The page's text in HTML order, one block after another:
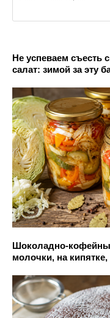
Не успеваем
салат: зимой за эту
Шоколадно-
молочки, на